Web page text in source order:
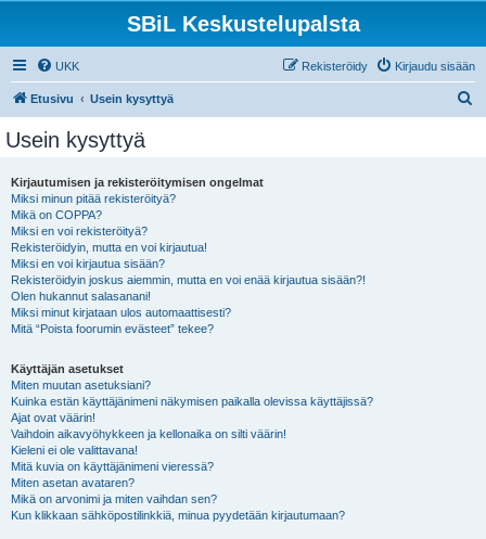
SBiL Keskustelupalsta
UKK Kirjaudu sisään
Rekisteröidy
Etusivu Usein kysyttyä
Usein kysyttyä
Kirjautumisen ja rekisteröitymisen ongelmat
Miksi minun pitää rekisteröityä?
Mikä on COPPA?
Miksi en voi rekisteröityä?
Rekisteröidyin, mutta en voi kirjautua!
Miksi en voi kirjautua sisään?
Rekisteröidyin joskus aiemmin, mutta en voi enää kirjautua sisään?!
Olen hukannut salasanani!
Miksi minut kirjataan ulos automaattisesti?
Mitä “Poista foorumin evästeet” tekee?
Käyttäjän asetukset
Miten muutan asetuksiani?
Kuinka estän käyttäjänimeni näkymisen paikalla olevissa käyttäjissä?
Ajat ovat väärin!
Vaihdoin aikavyöhykkeen ja kellonaika on silti väärin!
Kieleni ei ole valittavana!
Mitä kuvia on käyttäjänimeni vieressä?
Miten asetan avataren?
Mikä on arvonimi ja miten vaihdan sen?
Kun klikkaan sähköpostilinkkiä, minua pyydetään kirjautumaan?